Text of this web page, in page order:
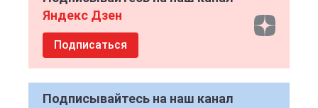
Яндекс Дзен
Подписаться
Подписывайтесь на наш канал